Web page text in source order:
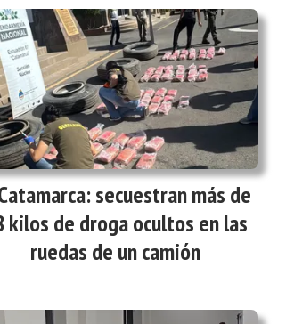
secuestran más de
kilos de droga ocultos en las
ruedas de un camión